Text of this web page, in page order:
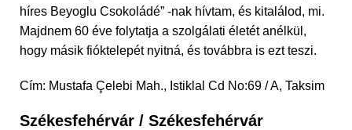
híres Beyoglu Csokoládé” -nak hívtam, és kitalálod, mi.
Majdnem 60 éve folytatja a szolgálati életét anélkül,
hogy másik fióktelepét nyitná, és továbbra is ezt teszi.
Cím: Mustafa Çelebi Mah., Istiklal Cd No:69 / A, Taksim
Székesfehérvár / Székesfehérvár